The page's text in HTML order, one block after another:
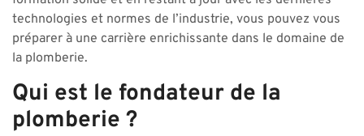
technologies et normes de l’industrie, vous pouvez vous
préparer à une carrière enrichissante dans le domaine de
la plomberie.
Qui est le fondateur de la
plomberie ?